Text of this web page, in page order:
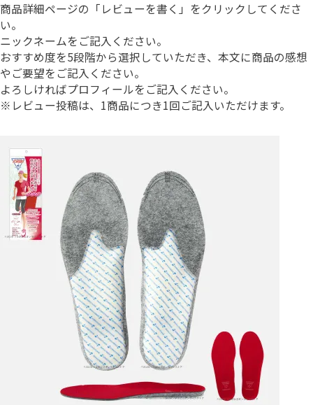
商品詳細ページの「レビューを書く」をクリックしてくださ
い。
ニックネームをご記入ください。
おすすめ度を5段階から選択していただき、本文に商品の感想
やご要望をご記入ください。
よろしければプロフィールをご記入ください。
※レビュー投稿は、1商品につき1回ご記入いただけます。